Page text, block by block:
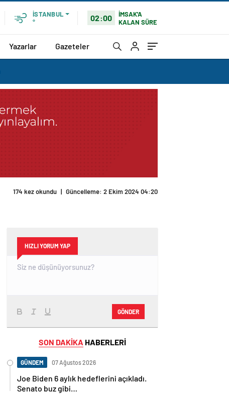
İSTANBUL
°
02:00
İMSAK'A
KALAN SÜRE
Yazarlar Gazeteler
HIZLI YORUM YAP
GÖNDER
SON DAKİKA HABERLERİ
GÜNDEM 07 Ağustos 2026
Joe Biden 6 aylık hedeflerini açıkladı.
Senato buz gibi…